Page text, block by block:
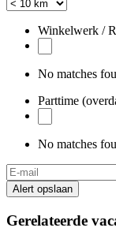
Winkelwerk /
No matches
Parttime
No matches
Alert opslaan
Gerelateerde